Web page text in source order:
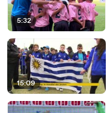
5:32
15:09